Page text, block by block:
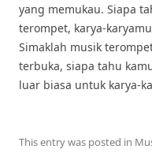
yang memukau. Siapa
terompet, karya-
Simaklah musik
terbuka, siapa tahu
luar biasa untuk karya-
This entry was posted in